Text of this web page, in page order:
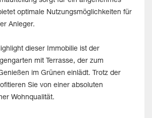
optimale Nutzungsmöglichkeiten für
Anleger.
dieser Immobilie ist der
mit Terrasse, der zum
im Grünen einlädt. Trotz der
Sie von einer absoluten
Wohnqualität.